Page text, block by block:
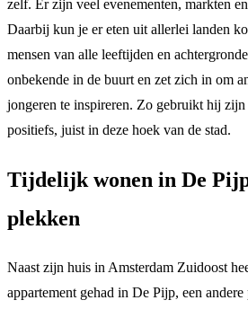
zelf. Er zijn veel evenementen, markten
Daarbij kun je er eten uit allerlei landen
mensen van alle leeftijden en
onbekende in de buurt en zet zich in om
jongeren te inspireren. Zo gebruikt hij
positiefs, juist in deze hoek van de stad.
Tijdelijk wonen in De
plekken
Naast zijn huis in Amsterdam Zuidoost
appartement gehad in De Pijp, een